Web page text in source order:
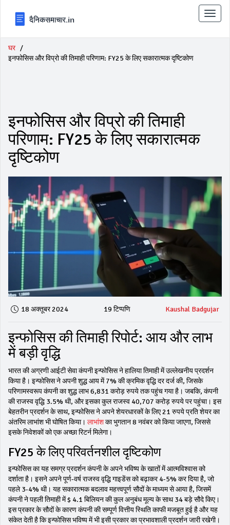
टॉगल
से
घर
इनफोसिस और विप्रो की तिमाही परिणाम: FY25 के लिए सकारात्मक दृष्टिकोण
इनफोसिस और विप्रो की तिमाही
परिणाम: FY25 के लिए सकारात्मक
दृष्टिकोण
18 अक्तूबर 2024 19 टिप्पणि Kaushal Badgujar
इन्फोसिस की तिमाही रिपोर्ट: आय और लाभ
में बड़ी वृद्धि
भारत की अग्रणी आईटी सेवा कंपनी इन्फोसिस ने हालिया तिमाही में उल्लेखनीय प्रदर्शन
किया है। इन्फोसिस ने अपनी शुद्ध आय में 7% की क्रमिक वृद्धि दर दर्ज की, जिसके
परिणामस्वरूप कंपनी का शुद्ध लाभ 6,831 करोड़ रुपये तक पहुंच गया है। जबकि, कंपनी
की राजस्व वृद्धि 3.5% थी, और इसका कुल राजस्व 40,707 करोड़ रुपये पर पहुंचा। इस
बेहतरीन प्रदर्शन के साथ, इन्फोसिस ने अपने शेयरधारकों के लिए 21 रुपये प्रति शेयर का
अंतरिम लाभांश भी घोषित किया। लाभांशका भुगतान 8 नवंबर को किया जाएगा, जिससे
इसके निवेशकों को एक अच्छा रिटर्न मिलेगा।
FY25 के लिए परिवर्तनशील दृष्टिकोण
इन्फोसिस का यह समग्र प्रदर्शन कंपनी के अपने भविष्य के खातों में आत्मविश्वास को
दर्शाता है। इसने अपने पूर्ण-वर्ष राजस्व वृद्धि गाइडेंस को बढ़ाकर 4-5% कर दिया है, जो
पहले 3-4% थी। यह सकारात्मक बदलाव महत्त्वपूर्ण सौदों के माध्यम से आया है, जिसमें
कंपनी ने पहली तिमाही में $ 4.1 बिलियन की कुल अनुबंध मूल्य के साथ 34 बड़े सौदे किए।
इस प्रकार के सौदों के कारण कंपनी की सम्पूर्ण वित्तीय स्थिति काफी मजबूत हुई है और यह
संकेत देती है कि इन्फोसिस भविष्य में भी इसी प्रकार का प्रभावशाली प्रदर्शन जारी रखेगी।